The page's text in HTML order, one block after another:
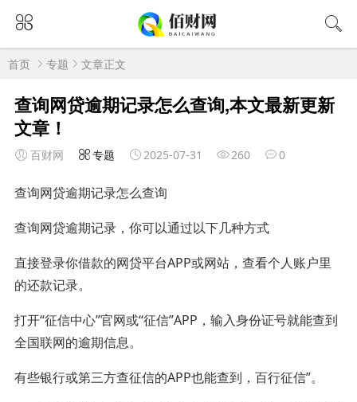
首页 专题 文章正文
查询网贷逾期记录怎么查询,本文最新更新
文章！
百财网 专题 2025-07-31 260 0
查询网贷逾期记录怎么查询
查询网贷逾期记录，你可以通过以下几种方式
直接登录你借款的网贷平台APP或网站，查看个人账户里
的还款记录。
打开“征信中心”官网或“征信”APP，输入身份证号就能查到
全国联网的逾期信息。
有些银行或第三方查征信的APP也能查到，百行征信”。